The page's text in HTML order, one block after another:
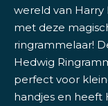
wereld van Harry
met deze
ringrammelaar!
Hedwig
perfect voor
handjes en heeft